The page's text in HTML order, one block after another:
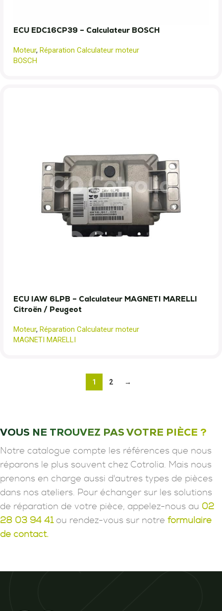
ECU EDC16CP39 – Calculateur BOSCH
Moteur, Réparation Calculateur moteur
BOSCH
ECU IAW 6LPB – Calculateur MAGNETI MARELLI
Citroën / Peugeot
Moteur, Réparation Calculateur moteur
MAGNETI MARELLI
1 2 →
VOUS NE TROUVEZ PAS VOTRE PIÈCE ?
Notre catalogue compte les références que nous
réparons le plus souvent chez Cotrolia. Mais nous
prenons en charge aussi d'autres types de pièces
dans nos ateliers. Pour échanger sur les solutions
de réparation de votre pièce, appelez-nous au 02
28 03 94 41ou rendez-vous sur notre formulaire
de contact.